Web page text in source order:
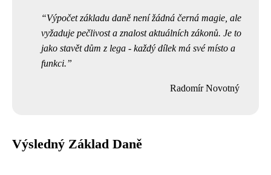
Výpočet základu daně není žádná černá magie, ale
vyžaduje pečlivost a znalost aktuálních zákonů. Je to
jako stavět dům z lega - každý dílek má své místo a
funkci.
Radomír Novotný
Výsledný Základ Daně